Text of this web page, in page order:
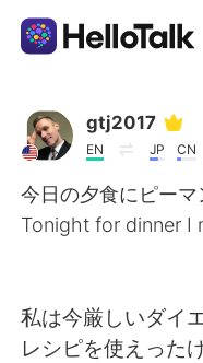
Language
English
简体中文
gtj2017
EN JP CN
今日の夕食にピー
Tonight for dinner I
私は今厳しいダイ
レシピを使えった